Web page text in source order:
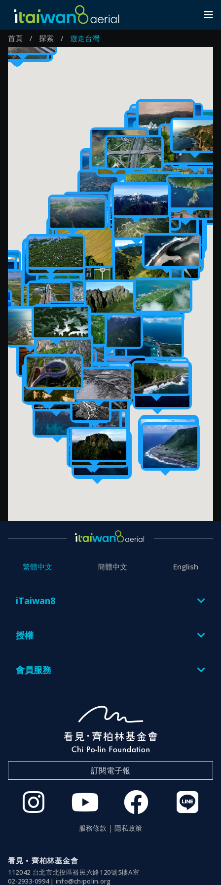
首頁 / 探索 / 遊走台灣
繁體中文 簡體中文 English
iTaiwan8
授權
會員服務
訂閱電子報
服務條款 隱私政策
看見 • 齊柏林基金會
112042 台北市北投區裕民六路120號5樓A室
02-2933-0994 | info@chipolin.org